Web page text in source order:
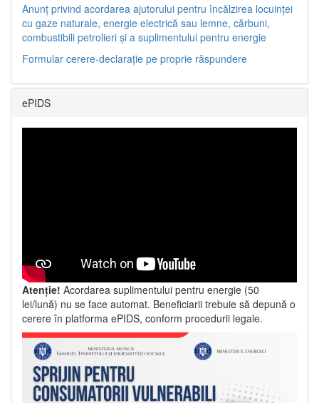
Anunț privind acordarea ajutorului pentru încălzirea locuinței
cu gaze naturale, energie electrică sau lemne, cărbuni,
combustibili petrolieri și a suplimentului pentru energie
Formular cerere-declarație pe proprie răspundere
ePIDS
Atenție! Acordarea suplimentului pentru energie (50
lei/lună) nu se face automat. Beneficiarii trebuie să depună o
cerere în platforma ePIDS, conform procedurii legale.